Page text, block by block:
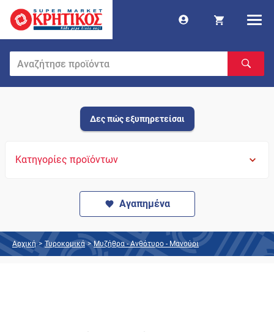
Δες πώς εξυπηρετείσαι
Κατηγορίες προϊόντων
Αγαπημένα
Αρχική > Τυροκομικά > Μυζήθρα - Ανθότυρο - Μανούρι